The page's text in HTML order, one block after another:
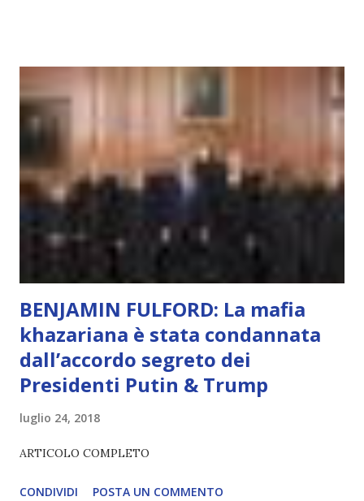
che permette di scegliere per amore anche quando non è la
scelta più efficiente. È ciò che ci collega all’Uno Infinito.
L’intelligenza può simulare comportamenti coscienti, ma
non può essere Coscienza. Può copiare, ma non può vivere
l’esperienza. Come diventerà ovvio Man mano che l’IA
diventerà sempre più avanzata (soprattutto tra il 2027 e il
lampante: L’IA sarà in gr...
BENJAMIN FULFORD: La mafia
khazariana è stata condannata
dall’accordo segreto dei
Presidenti Putin & Trump
luglio 24, 2018
ARTICOLO COMPLETO
CONDIVIDI
POSTA UN COMMENTO